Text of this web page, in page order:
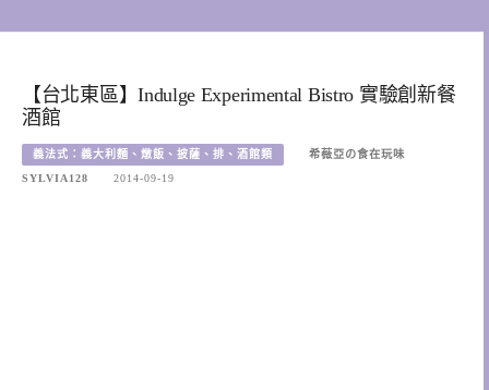
【台北東區】Indulge Experimental Bistro 實驗創新餐
酒館
義法式：義大利麵、燉飯、披薩、排、酒館類
希薇亞の食在玩味
SYLVIA128
2014-09-19